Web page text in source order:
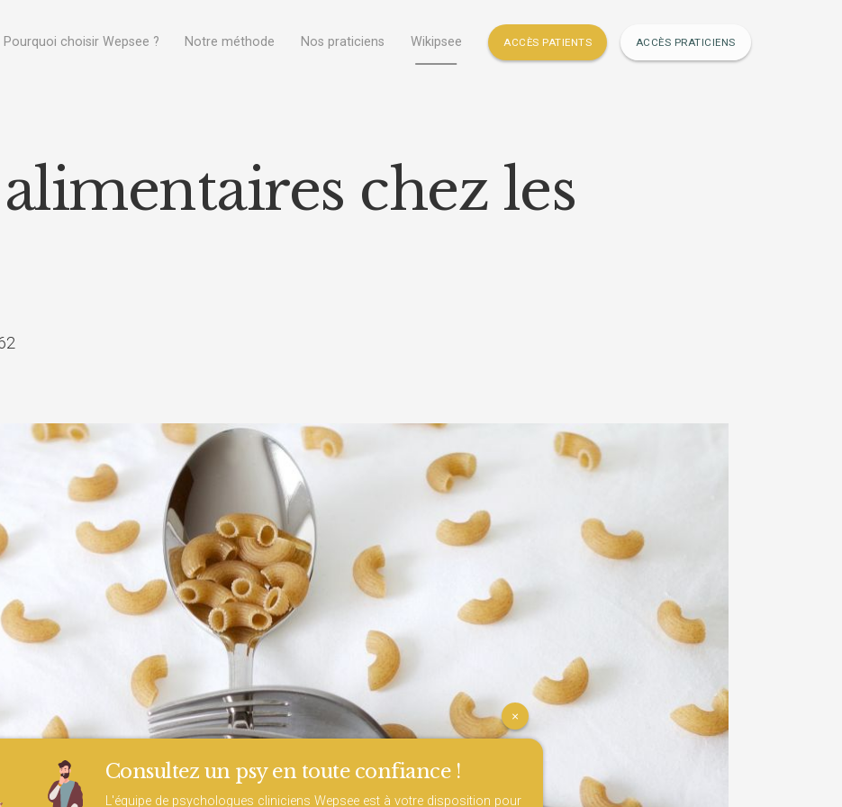
Pourquoi choisir Wepsee ? Notre méthode Nos praticiens Wikipsee ACCÈS PATIENTS ACCÈS PRATICIENS
chez les
×
Consultez un psy en toute confiance !
L'équipe de psychologues cliniciens Wepsee est à votre disposition pour